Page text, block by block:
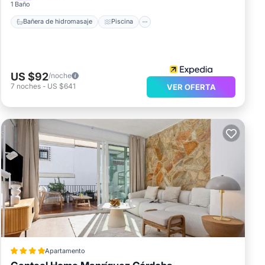
1 Baño
Bañera de hidromasaje Piscina
US $92/noche
7 noches - US $641 VER OFERTA
Apartamento